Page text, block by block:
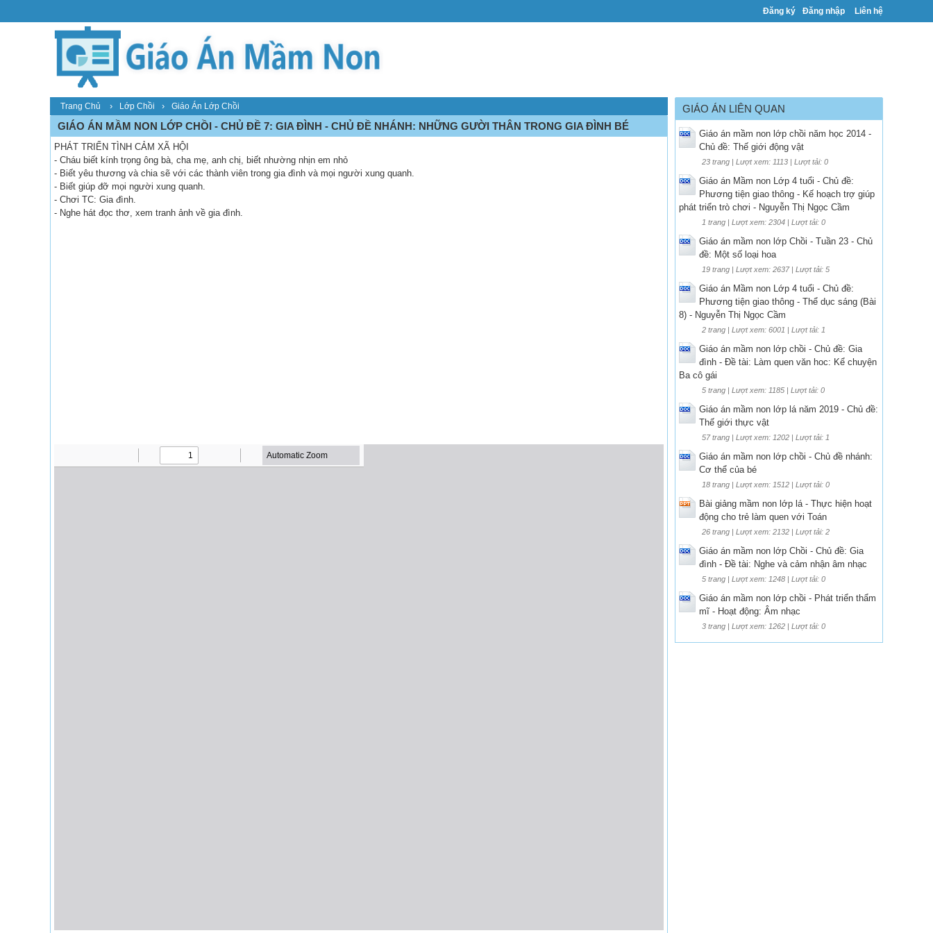
Đăng ký Đăng nhập Liên hệ
Trang Chủ › Lớp Chồi › Giáo Án Lớp Chồi
GIÁO ÁN MẦM NON LỚP CHỒI - CHỦ ĐỀ 7: GIA ĐÌNH - CHỦ ĐỀ NHÁNH: NHỮNG GƯỜI THÂN TRONG GIA ĐÌNH BÉ
PHÁT TRIỂN TÌNH CẢM XÃ HỘI
- Cháu biết kính trọng ông bà, cha mẹ, anh chị, biết nhường nhịn em nhỏ
- Biết yêu thương và chia sẽ với các thành viên trong gia đình và mọi người xung quanh.
- Biết giúp đỡ mọi người xung quanh.
- Chơi TC: Gia đình.
- Nghe hát đọc thơ, xem tranh ảnh về gia đình.
GIÁO ÁN LIÊN QUAN
Giáo án mầm non lớp chồi năm học 2014 -
Chủ đề: Thế giới động vật
23 trang | Lượt xem: 1113 | Lượt tải: 0
Giáo án Mầm non Lớp 4 tuổi - Chủ đề:
Phương tiện giao thông - Kế hoạch trợ giúp
phát triển trò chơi - Nguyễn Thị Ngọc Cầm
1 trang | Lượt xem: 2304 | Lượt tải: 0
Giáo án mầm non lớp Chồi - Tuần 23 - Chủ
đề: Một số loại hoa
19 trang | Lượt xem: 2637 | Lượt tải: 5
Giáo án Mầm non Lớp 4 tuổi - Chủ đề:
Phương tiện giao thông - Thể dục sáng (Bài
8) - Nguyễn Thị Ngọc Cầm
2 trang | Lượt xem: 6001 | Lượt tải: 1
Giáo án mầm non lớp chồi - Chủ đề: Gia
đình - Đề tài: Làm quen văn hoc: Kể chuyện
Ba cô gái
5 trang | Lượt xem: 1185 | Lượt tải: 0
Giáo án mầm non lớp lá năm 2019 - Chủ đề:
Thế giới thực vật
57 trang | Lượt xem: 1202 | Lượt tải: 1
Giáo án mầm non lớp chồi - Chủ đề nhánh:
Cơ thể của bé
18 trang | Lượt xem: 1512 | Lượt tải: 0
Bài giảng mầm non lớp lá - Thực hiện hoạt
động cho trẻ làm quen với Toán
26 trang | Lượt xem: 2132 | Lượt tải: 2
Giáo án mầm non lớp Chồi - Chủ đề: Gia
đình - Đề tài: Nghe và cảm nhận âm nhạc
5 trang | Lượt xem: 1248 | Lượt tải: 0
Giáo án mầm non lớp chồi - Phát triển thẩm
mĩ - Hoạt động: Âm nhạc
3 trang | Lượt xem: 1262 | Lượt tải: 0